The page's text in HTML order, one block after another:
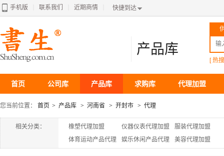
手机版 联系我们 近期商情 快捷到达
产品库
[ 热
首页 公司库 产品库 求购库 代理加盟
您当前位置： 首页 > 产品库 > 河南省 > 开封市 > 代理
相关分类： 橡塑代理加盟 仪器仪表代理加盟
服装代理加盟
体育运动产品代理
娱乐休闲产品代理
美容代理加盟